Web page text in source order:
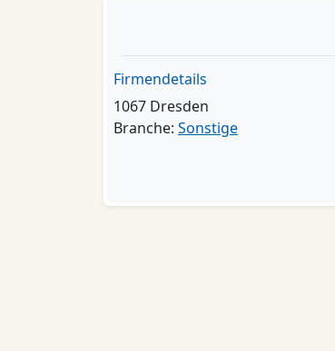
Firmendetails
1067 Dresden
Branche: Sonstige